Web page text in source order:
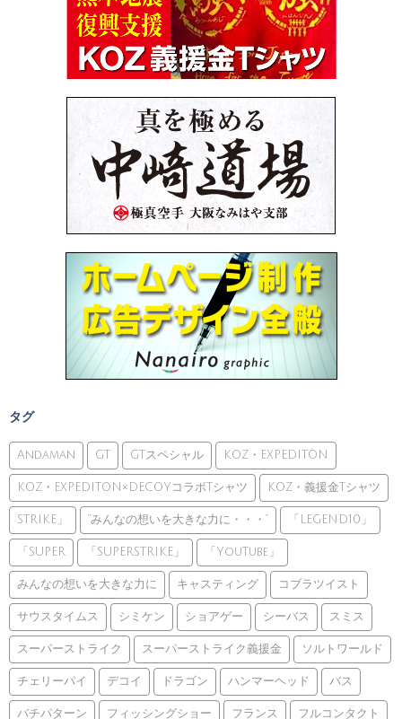
タグ
Andaman GT GTスペシャル KOZ・EXPEDITON
KOZ・EXPEDITON×DECOYコラボTシャツ KOZ・義援金Tシャツ
STRIKE」 ”みんなの想いを大きな力に・・・” 「LEGEND10」
「SUPER 「SUPERSTRIKE」 「YouTube」
みんなの想いを大きな力に キャスティング コブラツイスト
サウスタイムス シミケン ショアゲー シーバス スミス
スーパーストライク スーパーストライク義援金 ソルトワールド
チェリーパイ デコイ ドラゴン ハンマーヘッド バス
バチパターン フィッシングショー フランス フルコンタクト